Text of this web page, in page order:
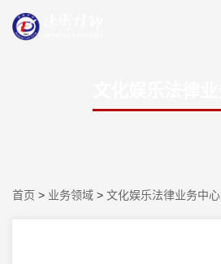
首页 > 业务领域 > 文化娱乐法律业务中心